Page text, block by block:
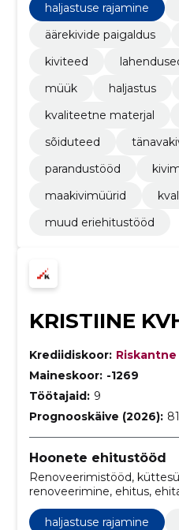
haljastuse rajamine
äärekivide paigaldus
kiviteed
müük
haljastus
kvaliteetne materjal
sõiduteed
parandustööd
maakivimüürid
muud eriehitustööd
KRISTIINE
Krediidiskoor: Riskantne
Maineskoor: -1269
Töötajaid: 9
Prognooskäive (2026):
Hoonete ehitustööd
Renoveerimistööd,
renoveerimine, ehitus,
Siseviimistlustööd,
viimistlus
haljastuse rajamine